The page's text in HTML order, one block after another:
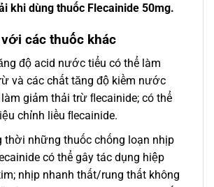
khi dùng thuốc Flecainide 50mg.
các thuốc khác
độ acid nước tiểu có thể làm
và các chất tăng độ kiềm nước
giảm thải trừ ﬂecainide; có thể
chỉnh liều ﬂecainide.
thời những thuốc chống loạn nhịp
có thể gây tác dụng hiệp
nhịp nhanh thất/rung thất không